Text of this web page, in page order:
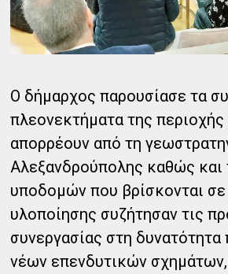
Ο δήμαρχος παρουσίασε τα
πλεονεκτήματα της
απορρέουν από τη
Αλεξανδρούπολης καθώς και
υποδομών που βρίσκονται σε
υλοποίησης συζήτησαν τις
συνεργασίας στη
νέων επενδυτικών